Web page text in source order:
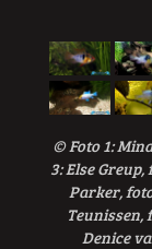
© Foto 1:
3: Else
Parker,
Teunissen,
Denice